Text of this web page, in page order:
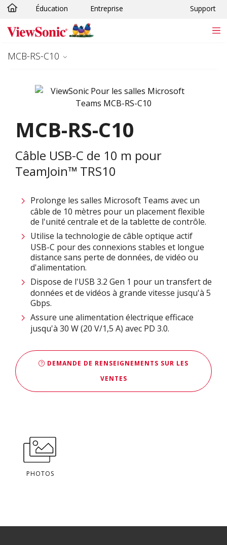
Passer au contenu principal
Éducation Entreprise Support
MCB-RS-C10
MCB-RS-C10
Câble USB-C de 10 m pour
TeamJoin™ TRS10
Prolonge les salles Microsoft Teams avec un
câble de 10 mètres pour un placement flexible
de l'unité centrale et de la tablette de contrôle.
Utilise la technologie de câble optique actif
USB-C pour des connexions stables et longue
distance sans perte de données, de vidéo ou
d'alimentation.
Dispose de l'USB 3.2 Gen 1 pour un transfert de
données et de vidéos à grande vitesse jusqu'à 5
Gbps.
Assure une alimentation électrique efficace
jusqu'à 30 W (20 V/1,5 A) avec PD 3.0.
DEMANDE DE RENSEIGNEMENTS SUR LES
VENTES
PHOTOS